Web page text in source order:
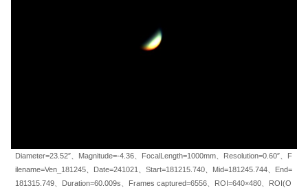
Diameter=23.52″、Magnitude=-4.36、FocalLength=1000mm、Resolution=0.60″、F
ilename=Ven_181245、Date=241021、Start=181215.740、Mid=181245.744、End=
181315.749、Duration=60.009s、Frames captured=6556、ROI=640×480、ROI(O